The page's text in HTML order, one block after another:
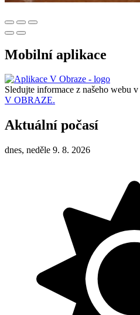
Mobilní aplikace
Sledujte informace z našeho webu v
V OBRAZE.
Aktuální počasí
dnes, neděle 9. 8. 2026